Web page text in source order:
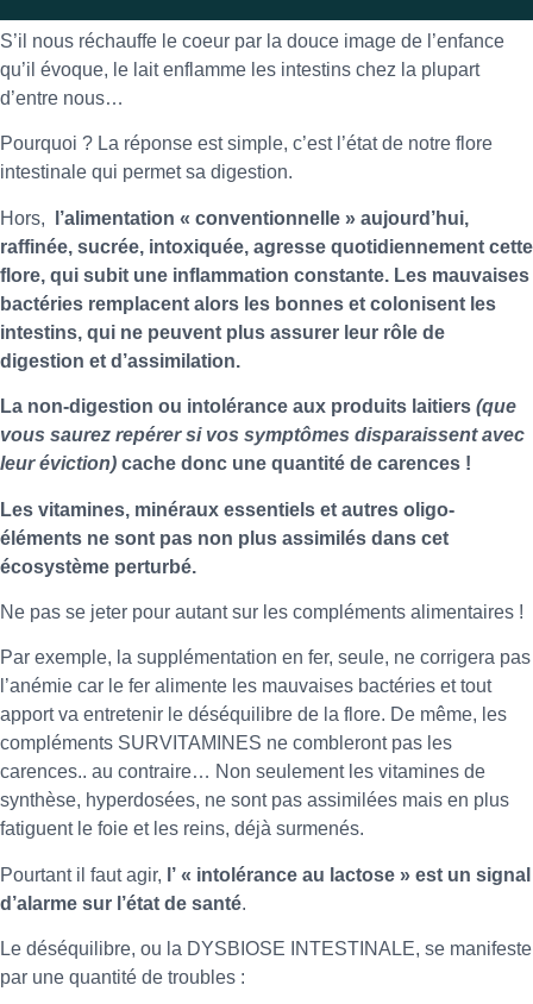
S’il nous réchauffe le coeur par la douce image de l’enfance
qu’il évoque, le lait enflamme les intestins chez la plupart
d’entre nous…
Pourquoi ? La réponse est simple, c’est l’état de notre flore
intestinale qui permet sa digestion.
Hors,
l’alimentation « conventionnelle » aujourd’hui,
raffinée, sucrée, intoxiquée, agresse quotidiennement cette
flore, qui subit une inflammation constante. Les mauvaises
bactéries remplacent alors les bonnes et colonisent les
intestins, qui ne peuvent plus assurer leur rôle de
digestion et d’assimilation.
La non-digestion ou intolérance aux produits laitiers (que
vous saurez repérer si vos symptômes disparaissent avec
leur éviction) cache donc une quantité de carences !
Les vitamines, minéraux essentiels et autres oligo-
éléments ne sont pas non plus assimilés dans cet
écosystème perturbé.
Ne pas se jeter pour autant sur les compléments alimentaires !
Par exemple, la supplémentation en fer, seule, ne corrigera pas
l’anémie car le fer alimente les mauvaises bactéries et tout
apport va entretenir le déséquilibre de la flore. De même, les
compléments SURVITAMINES ne combleront pas les
carences.. au contraire… Non seulement les vitamines de
synthèse, hyperdosées, ne sont pas assimilées mais en plus
fatiguent le foie et les reins, déjà surmenés.
Pourtant il faut agir, l’ « intolérance au lactose » est un signal
d’alarme sur l’état de santé.
Le déséquilibre, ou la DYSBIOSE INTESTINALE, se manifeste
par une quantité de troubles :